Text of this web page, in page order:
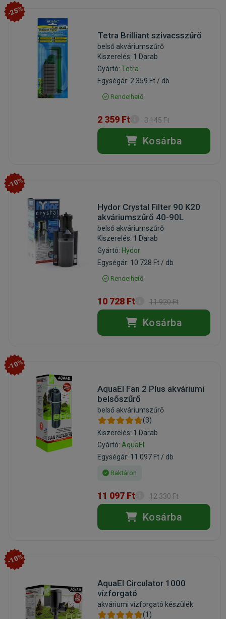
-25%
Tetra Brilliant szivacsszűrő
belső akváriumszűrő
Kiszerelés: 1 Darab
Gyártó: Tetra
Egységár: 2 359 Ft / db
Rendelhető
2 359 Ft 3 145 Ft
Kosárba
-10%
Hydor Crystal Filter 90 K20
akváriumszűrő 40-90L
belső akváriumszűrő
Kiszerelés: 1 Darab
Gyártó: Hydor
Egységár: 10 728 Ft / db
Rendelhető
10 728 Ft 11 920 Ft
Kosárba
-10%
AquaEl Fan 2 Plus akváriumi
belsőszűrő
belső akváriumszűrő
(3)
Kiszerelés: 1 Darab
Gyártó: AquaEl
Egységár: 11 097 Ft / db
Raktáron
11 097 Ft 12 330 Ft
Kosárba
-10%
AquaEl Circulator 1000
vízforgató
akváriumi vízforgató készülék
(1)